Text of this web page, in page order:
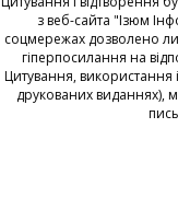
з веб-сайта "Ізюм
соцмережах дозволено
гіперпосилання на
Цитування, використання
друкованих виданнях),